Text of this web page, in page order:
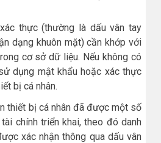
thực (thường là dấu vân tay
dạng khuôn mặt) cần khớp với
cơ sở dữ liệu. Nếu không có
dụng mật khẩu hoặc xác thực
bị cá nhân.
thiết bị cá nhân đã được một số
chính triển khai, theo đó danh
xác nhận thông qua dấu vân